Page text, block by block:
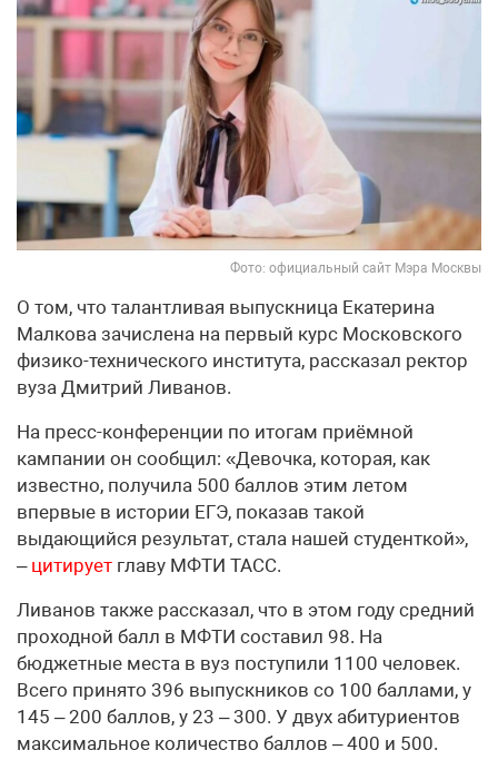
Фото: официальный сайт Мэра Москвы
О том, что талантливая выпускница Екатерина
Малкова зачислена на первый курс Московского
физико-технического института, рассказал ректор
вуза Дмитрий Ливанов.
На пресс-конференции по итогам приёмной
кампании он сообщил: «Девочка, которая, как
известно, получила 500 баллов этим летом
впервые в истории ЕГЭ, показав такой
выдающийся результат, стала нашей студенткой»,
– цитирует главу МФТИ ТАСС.
Ливанов также рассказал, что в этом году средний
проходной балл в МФТИ составил 98. На
бюджетные места в вуз поступили 1100 человек.
Всего принято 396 выпускников со 100 баллами, у
145 – 200 баллов, у 23 – 300. У двух абитуриентов
максимальное количество баллов – 400 и 500.